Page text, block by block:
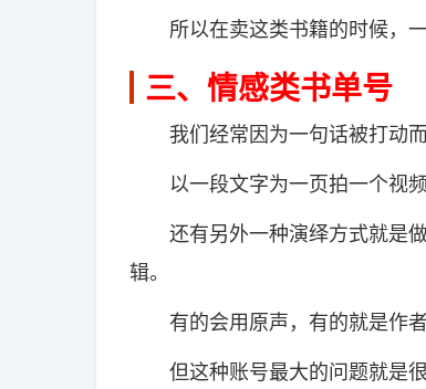
所以在卖这类书籍的时候，一
三、情感类书单号
我们经常因为一句话被打动而
以一段文字为一页拍一个视频
还有另外一种演绎方式就是做
辑。
有的会用原声，有的就是作者
但这种账号最大的问题就是很